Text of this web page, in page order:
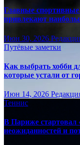
Главные
привлекают
Июн 30, 2026
Путёвые заметки
Как выбрать хобби
которые устали от
Июн 14, 2026
Теннис
В Париже стартовал
неожиданностей и